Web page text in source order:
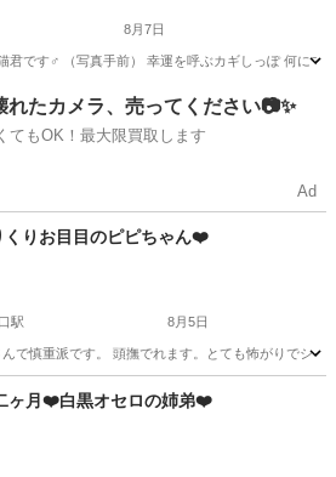
8月7日
です♂ （写真手前） 幸運を呼ぶカギしっぽ 何にで
チン
れたカメラ、売ってください📷✨
てもOK！最大限買取します
Ad
りお目目のピピちゃん❤️
駅 8月5日
で慎重派です。 頭撫でれます。とても怖がりでシャ
山口駅 猫
ヶ月❤️白黒オセロの姉弟❤️